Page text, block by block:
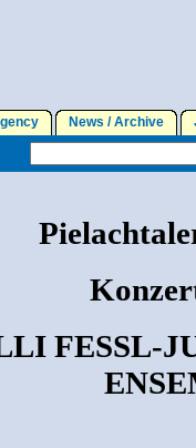
News / Archive
FESSL-